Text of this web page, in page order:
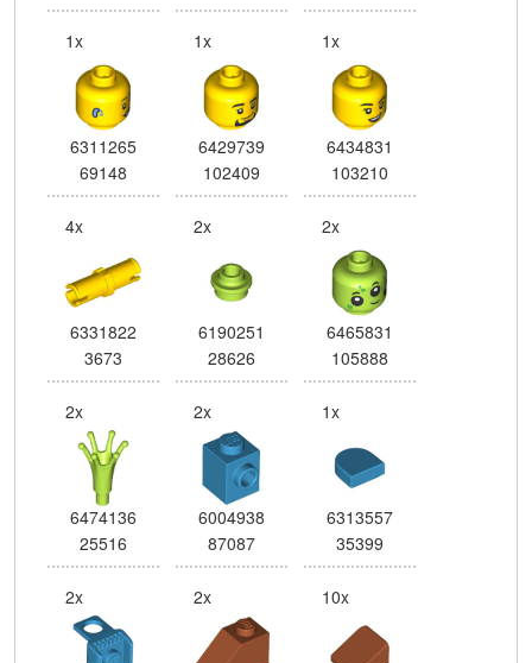
1x
6311265
69148
1x
6429739
102409
1x
6434831
103210
4x
6331822
3673
2x
6190251
28626
2x
6465831
105888
2x
6474136
25516
2x
6004938
87087
1x
6313557
35399
2x 2x 10x